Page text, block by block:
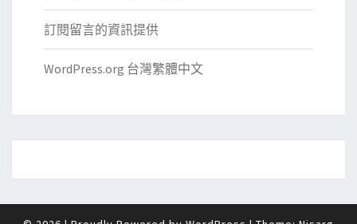
訂閱留言的資訊提供
WordPress.org 台灣繁體中文